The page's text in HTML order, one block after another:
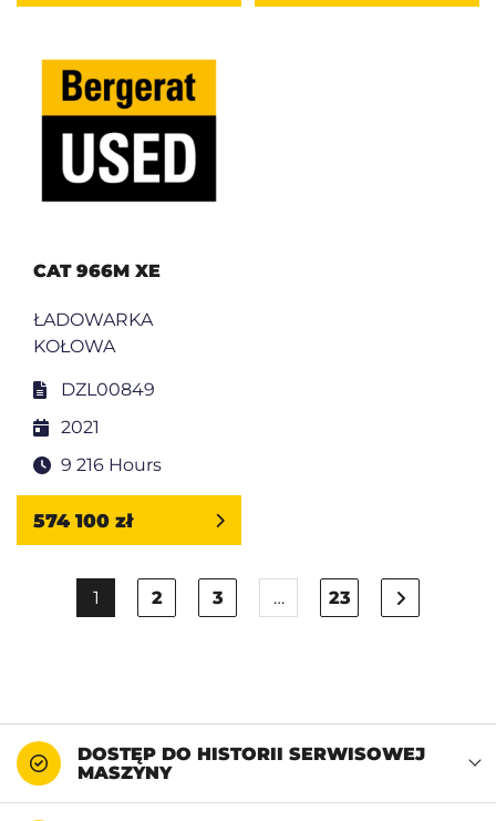
CAT 966M XE
ŁADOWARKA
KOŁOWA
DZL00849
2021
9 216 Hours
574 100 zł
1 2 3 … 23
DOSTĘP DO HISTORII SERWISOWEJ
MASZYNY